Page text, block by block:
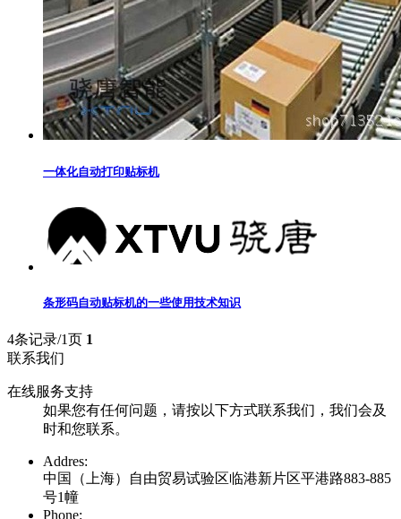
一体化自动打印贴标机
条形码自动贴标机的一些使用技术知识
4条记录/1页 1
联系我们
在线服务支持
如果您有任何问题，请按以下方式联系我们，我们会及
时和您联系。
Addres:
中国（上海）自由贸易试验区临港新片区平港路883-885
号1幢
Phone: